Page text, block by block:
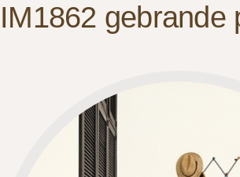
IM1862 gebrande